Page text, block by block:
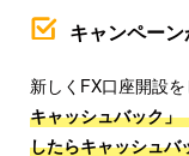
キャンペー
新しくFX口座開設を
キャッシュバック」
したらキャッシュバ